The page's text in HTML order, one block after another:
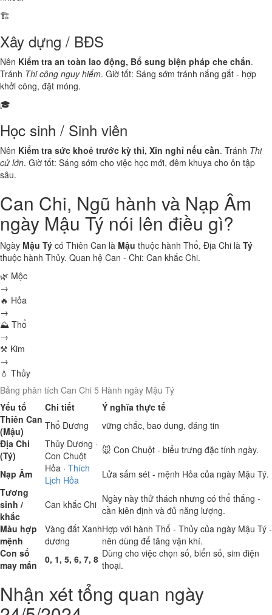
🏗️
Xây dựng / BĐS
Nên Kiểm tra an toàn lao động, Bổ sung biện pháp che chắn.
Tránh Thi công nguy hiểm. Giờ tốt: Sáng sớm tránh nắng gắt - hợp
khởi công, đặt móng.
🎓
Học sinh / Sinh viên
Nên Kiểm tra sức khoẻ trước kỳ thi, Xin nghỉ nếu cần. Tránh Thi
cử lớn. Giờ tốt: Sáng sớm cho việc học mới, đêm khuya cho ôn tập
sâu.
Can Chi, Ngũ hành và Nạp Âm
ngày Mậu Tý nói lên điều gì?
Ngày Mậu Tý có Thiên Can là Mậu thuộc hành Thổ, Địa Chi là Tý
thuộc hành Thủy. Quan hệ Can - Chi: Can khắc Chi.
🌿 Mộc
→
🔥 Hỏa
→
⛰ Thổ
→
⚒ Kim
→
💧 Thủy
Bảng phân tích Can Chi 5 Hành ngày Mậu Tý
Yếu tố
Chi tiết
Ý nghĩa thực tế
Thiên Can
(Mậu)
Thổ Dương
vững chắc, bao dung, đáng tin
Địa Chi
(Tý)
Thủy Dương ·
Con Chuột
🐭 Con Chuột - biểu trưng đặc tính ngày.
Nạp Âm
Hỏa · Thích
Lịch Hỏa
Lửa sấm sét - mệnh Hỏa của ngày Mậu Tý.
Tương
sinh /
khắc
Can khắc Chi Ngày này thử thách nhưng có thể thắng -
cần kiên định và đủ năng lượng.
Màu hợp
mệnh
Vàng đất Xanh
dương
Hợp với hành Thổ - Thủy của ngày Mậu Tý -
nên dùng để tăng vận khí.
Con số
may mắn
0, 1, 5, 6, 7, 8 Dùng cho việc chọn số, biển số, sim điện
thoại.
Nhận xét tổng quan ngày